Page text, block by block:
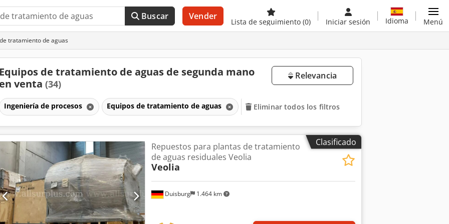
Buscar Vender
Lista de seguimiento (0) Iniciar sesión Idioma Menú
tratamiento de aguas
Equipos de tratamiento de aguas de segunda mano
en venta (34)
Relevancia
Ingeniería de procesos Equipos de tratamiento de aguas Eliminar todos los filtros
Clasificado
Duisburg 1.464 km
Repuestos para plantas de tratamiento
de aguas residuales Veolia
Veolia